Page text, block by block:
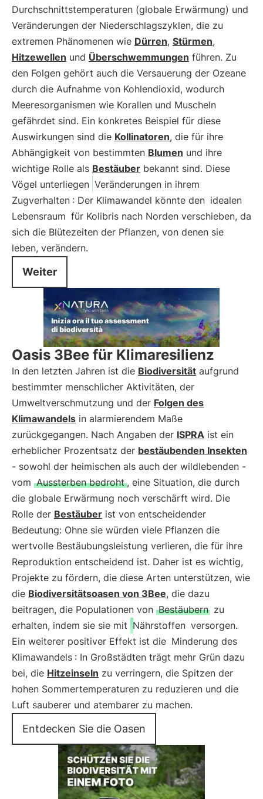
Durchschnittstemperaturen (globale Erwärmung) und
Veränderungen der Niederschlagszyklen, die zu
extremen Phänomenen wie Dürren, Stürmen,
Hitzewellen und Überschwemmungen führen. Zu
den Folgen gehört auch die Versauerung der Ozeane
durch die Aufnahme von Kohlendioxid, wodurch
Meeresorganismen wie Korallen und Muscheln
gefährdet sind. Ein konkretes Beispiel für diese
Auswirkungen sind die Kollinatoren, die für ihre
Abhängigkeit von bestimmten Blumen und ihre
wichtige Rolle als Bestäuber bekannt sind. Diese
Vögel unterliegen Veränderungen in ihrem
Zugverhalten : Der Klimawandel könnte den idealen
Lebensraum für Kolibris nach Norden verschieben, da
sich die Blütezeiten der Pflanzen, von denen sie
leben, verändern.
Weiter
Oasis 3Bee für Klimaresilienz
In den letzten Jahren ist die Biodiversität aufgrund
bestimmter menschlicher Aktivitäten, der
Umweltverschmutzung und der Folgen des
Klimawandels in alarmierendem Maße
zurückgegangen. Nach Angaben der ISPRA ist ein
erheblicher Prozentsatz der bestäubenden Insekten
- sowohl der heimischen als auch der wildlebenden -
vom Aussterben bedroht , eine Situation, die durch
die globale Erwärmung noch verschärft wird. Die
Rolle der Bestäuber ist von entscheidender
Bedeutung: Ohne sie würden viele Pflanzen die
wertvolle Bestäubungsleistung verlieren, die für ihre
Reproduktion entscheidend ist. Daher ist es wichtig,
Projekte zu fördern, die diese Arten unterstützen, wie
die Biodiversitätsoasen von 3Bee, die dazu
beitragen, die Populationen von Bestäubern zu
erhalten, indem sie sie mit Nährstoffen versorgen.
Ein weiterer positiver Effekt ist die Minderung des
Klimawandels : In Großstädten trägt mehr Grün dazu
bei, die Hitzeinseln zu verringern, die Spitzen der
hohen Sommertemperaturen zu reduzieren und die
Luft sauberer und atembarer zu machen.
Entdecken Sie die Oasen